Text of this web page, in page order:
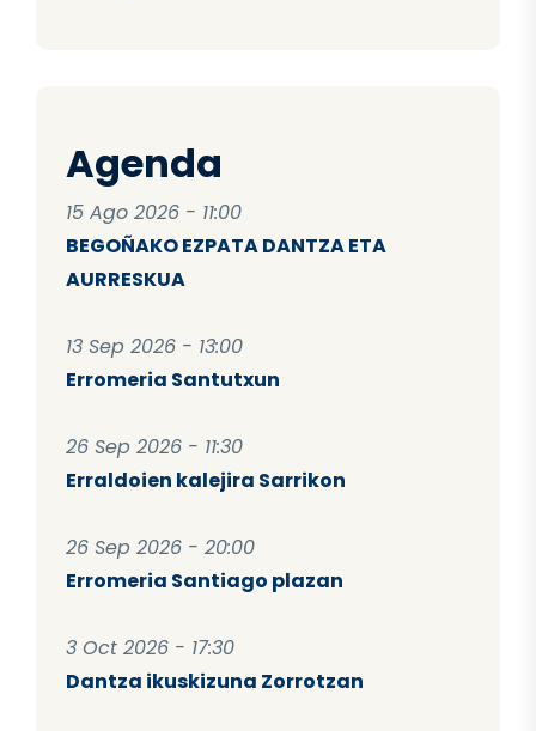
Agenda
15 Ago 2026 - 11:00
BEGOÑAKO EZPATA DANTZA ETA
AURRESKUA
13 Sep 2026 - 13:00
Erromeria Santutxun
26 Sep 2026 - 11:30
Erraldoien kalejira Sarrikon
26 Sep 2026 - 20:00
Erromeria Santiago plazan
3 Oct 2026 - 17:30
Dantza ikuskizuna Zorrotzan